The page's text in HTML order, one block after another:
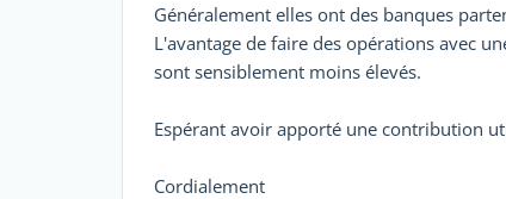
Généralement elles ont des banques
L'avantage de faire des opérations avec
sont sensiblement moins élevés.
Espérant avoir apporté une contribution
Cordialement